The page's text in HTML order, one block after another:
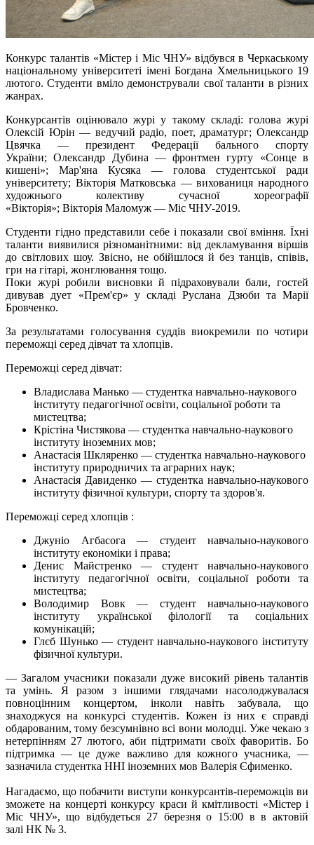
Конкурс талантів «Містер і Міс ЧНУ» відбувся в Черкаському
національному університеті імені Богдана Хмельницького 19
лютого. Студенти вміло демонстрували свої таланти в різних
жанрах.
Конкурсантів оцінювало журі у такому складі: голова журі
Олексій Юрін — ведучий радіо, поет, драматург; Олександр
Цвячка — президент Федерації бального спорту
України; Олександр Дубина — фронтмен гурту «Сонце в
кишені»; Мар'яна Кусяка — голова студентської ради
університету; Вікторія Матковська — вихованиця народного
художнього колективу сучасної хореографії
«Вікторія»; Вікторія Маломуж — Міс ЧНУ-2019.
Студенти гідно представили себе і показали свої вміння. Їхні
таланти виявилися різноманітними: від декламування віршів
до світлових шоу. Звісно, не обійшлося й без танців, співів,
гри на гітарі, жонглювання тощо.
Поки журі робили висновки й підраховували бали, гостей
дивував дует «Прем'єр» у складі Руслана Дзюби та Марії
Бровченко.
За результатами голосування суддів виокремили по чотири
переможці серед дівчат та хлопців.
Переможці серед дівчат:
Владислава Манько — студентка навчально-наукового
інституту педагогічної освіти, соціальної роботи та
мистецтва;
Крістіна Чистякова — студентка навчально-наукового
інституту іноземних мов;
Анастасія Шкляренко — студентка навчально-наукового
інституту природничих та аграрних наук;
Анастасія Давиденко — студентка навчально-наукового
інституту фізичної культури, спорту та здоров'я.
Переможці серед хлопців :
Джуніо Агбасога — студент навчально-наукового
інституту економіки і права;
Денис Майстренко — студент навчально-наукового
інституту педагогічної освіти, соціальної роботи та
мистецтва;
Володимир Вовк — студент навчально-наукового
інституту української філології та соціальних
комунікацій;
Глєб Шунько — студент навчально-наукового інституту
фізичної культури.
— Загалом учасники показали дуже високий рівень талантів
та умінь. Я разом з іншими глядачами насолоджувалася
повноцінним концертом, інколи навіть забувала, що
знаходжуся на конкурсі студентів. Кожен із них є справді
обдарованим, тому безсумнівно всі вони молодці. Уже чекаю з
нетерпінням 27 лютого, аби підтримати своїх фаворитів. Бо
підтримка — це дуже важливо для кожного учасника, —
зазначила студентка ННІ іноземних мов Валерія Єфименко.
Нагадаємо, що побачити виступи конкурсантів-переможців ви
зможете на концерті конкурсу краси й кмітливості «Містер і
Міс ЧНУ», що відбудеться 27 березня о 15:00 вв актовій
залі НК № 3.